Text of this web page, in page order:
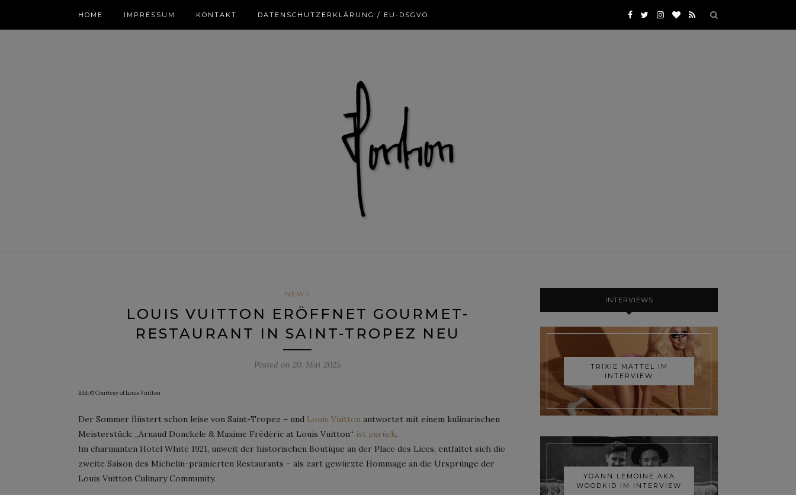
HOME IMPRESSUM KONTAKT DATENSCHUTZERKLÄRUNG / EU-DSGVO
NEWS
LOUIS VUITTON ERÖFFNET GOURMET-
RESTAURANT IN SAINT-TROPEZ NEU
Posted on 20. Mai 2025
Bild: © Courtesy of Louis Vuitton
Der Sommer flüstert schon leise von Saint-Tropez – und Louis Vuitton antwortet mit einem kulinarischen
Meisterstück: „Arnaud Donckele & Maxime Frédéric at Louis Vuitton“ ist zurück.
Im charmanten Hotel White 1921, unweit der historischen Boutique an der Place des Lices, entfaltet sich die
zweite Saison des Michelin-prämierten Restaurants – als zart gewürzte Hommage an die Ursprünge der
Louis Vuitton Culinary Community.
INTERVIEWS
TRIXIE MATTEL IM
INTERVIEW
YOANN LEMOINE AKA
WOODKID IM INTERVIEW